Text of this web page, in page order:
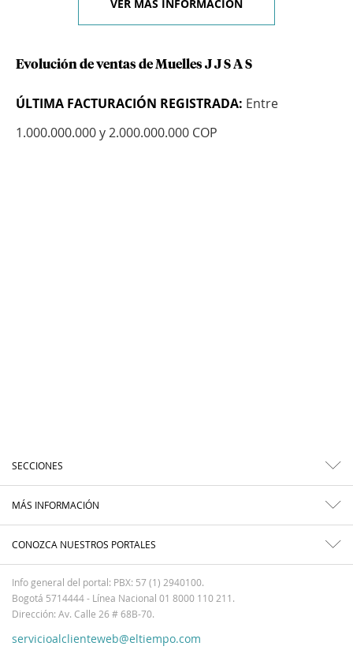
VER MÁS INFORMACIÓN
Evolución de ventas de Muelles J J S A S
ÚLTIMA FACTURACIÓN REGISTRADA: Entre
1.000.000.000 y 2.000.000.000 COP
SECCIONES
MÁS INFORMACIÓN
CONOZCA NUESTROS PORTALES
Info general del portal: PBX: 57 (1) 2940100.
Bogotá 5714444 - Línea Nacional 01 8000 110 211.
Dirección: Av. Calle 26 # 68B-70.
servicioalclienteweb@eltiempo.com